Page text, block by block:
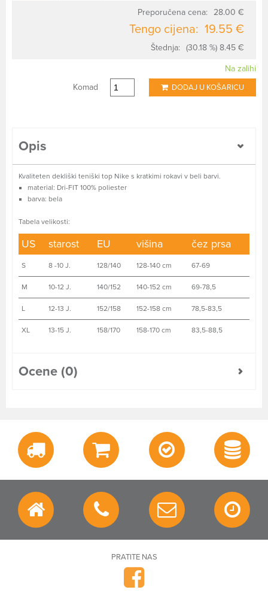
Preporučena cena: 28.00 €
Tengo cijena: 19.55 €
Štednja: (30.18 %) 8.45 €
Na zalihi
Komad
DODAJ U KOŠARICU
Opis
Kvaliteten dekliški teniški top Nike s kratkimi rokavi v beli barvi.
material: Dri-FIT 100% poliester
barva: bela
Tabela velikosti:
US starost EU višina čez prsa
S 8 -10 J. 128/140 128-140 cm 67-69
M 10-12 J. 140/152 140-152 cm 69-78,5
L 12-13 J. 152/158 152-158 cm 78,5-83,5
XL 13-15 J. 158/170 158-170 cm 83,5-88,5
Ocene (0)
PRATITE NAS